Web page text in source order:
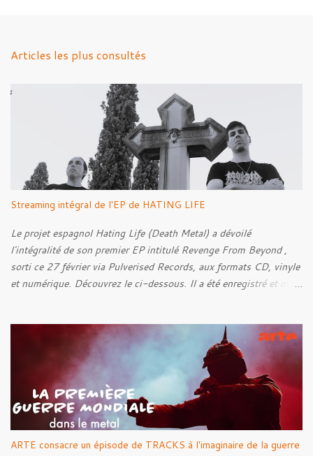
Articles les plus consultés
Streaming intégral de l'EP de HATING LIFE
Le projet espagnol Hating Life (Death Metal) a dévoilé
l'intégralité de son premier EP intitulé Revenge From Beyond ,
sorti ce 27 février via Pulverised Records, aux formats CD, vinyle
et numérique. Découvrez le ci-dessous. Il a été enregistré et mixé
Rebellion Against The Vile 05. Revenge From Beyond 06. The
Sense Of Fear
ARTE consacre un épisode de TRACKS à l'imaginaire de la guerre